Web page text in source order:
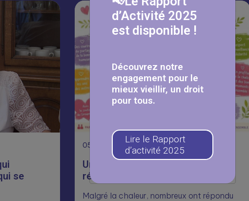
se
05
Une journée Portes Ouvertes
réussie aux Fermettes 🥳
Malgré la chaleur, nombreux ont répondu
d’Activité 2025
est disponible !
Découvrez notre
engagement pour le
mieux vieillir, un droit
pour tous.
Lire le Rapport
d’activité 2025